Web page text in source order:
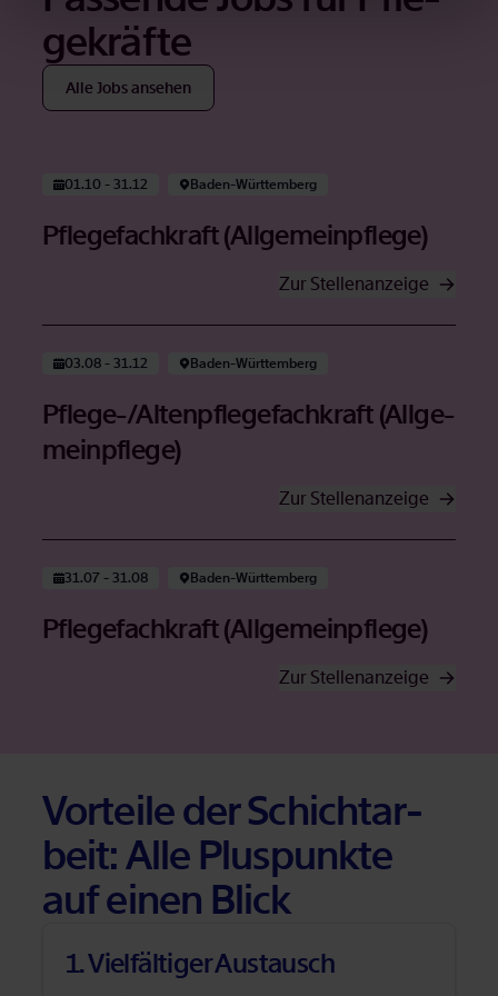
ge­kräf­te
Alle Jobs an­se­hen
Öffnet in neuem Tab
01.10 - 31.12 Ba­den-Würt­tem­berg
Pfle­ge­fach­kraft (All­ge­mein­pfle­ge)
Zur Stel­len­an­zei­ge
Öffnet in neuem Tab
03.08 - 31.12 Ba­den-Würt­tem­berg
Pfle­ge-/Al­ten­pfle­ge­fach­kraft (All­ge­
mein­pfle­ge)
Zur Stel­len­an­zei­ge
Öffnet in neuem Tab
31.07 - 31.08 Ba­den-Würt­tem­berg
Pfle­ge­fach­kraft (All­ge­mein­pfle­ge)
Zur Stel­len­an­zei­ge
Öffnet in neuem Tab
Vor­tei­le der Schicht­ar­
beit: Alle Plus­punk­te
auf ei­nen Blick
1. Viel­fäl­ti­ger Aus­tausch